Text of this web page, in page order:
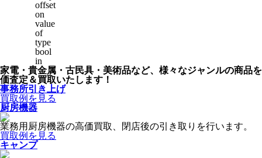
offset
on
value
of
type
bool
in
家電・貴金属・古民具・美術品など、様々なジャンルの商品
価査定＆買取いたします！
事務所引き上げ
買取例を見る
厨房機器
業務用厨房機器の高価買取、閉店後の引き取りを行います。
買取例を見る
キャンプ